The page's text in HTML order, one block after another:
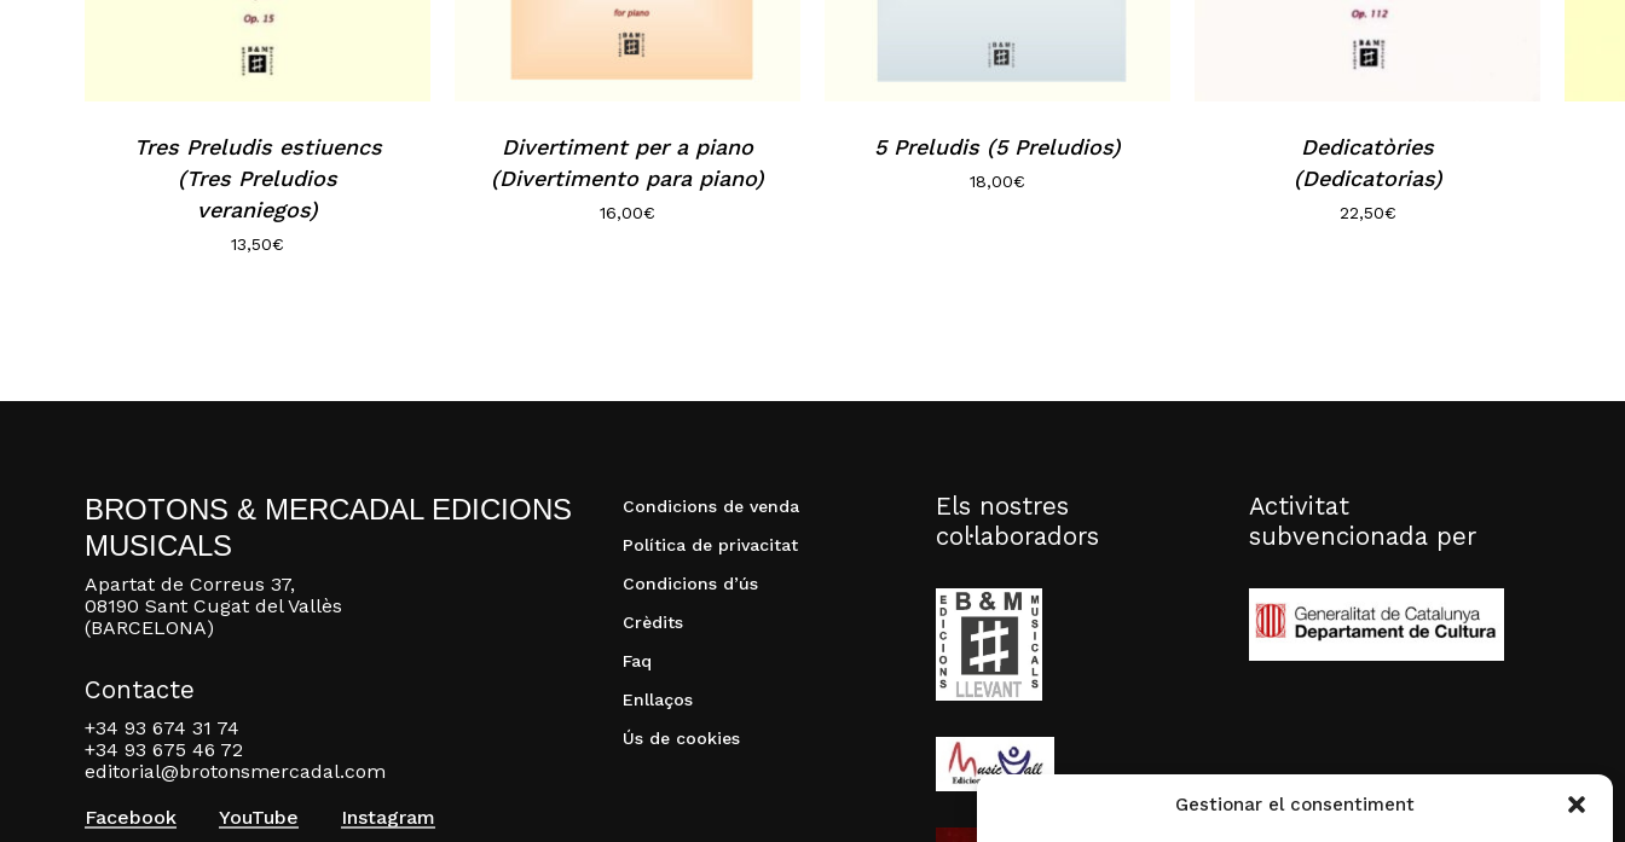
Gestionar el consentiment
Tres Preludis estiuencs
(Tres Preludios
veraniegos)
13,50€
Divertiment per a piano
(Divertimento para piano)
16,00€
5 Preludis (5 Preludios)
18,00€
Dedicatòries
(Dedicatorias)
22,50€
BROTONS & MERCADAL EDICIONS
MUSICALS
Apartat de Correus 37,
08190 Sant Cugat del Vallès
(BARCELONA)
Contacte
+34 93 674 31 74
+34 93 675 46 72
editorial@brotonsmercadal.com
Facebook
YouTube Instagram
Condicions de venda
Política de privacitat
Condicions d’ús
Crèdits
Faq
Enllaços
Ús de cookies
Els nostres
col·laboradors
Activitat
subvencionada per